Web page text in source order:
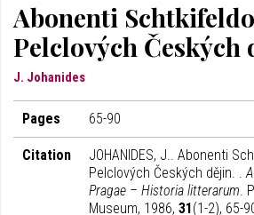
Abonenti
Pelclových Českých
J. Johanides
Pages 65-90
Citation
JOHANIDES, J.. Abonenti
Pelclových Českých dějin. .
Pragae – Historia litterarum.
Museum, 1986, 31(1-2), 65-